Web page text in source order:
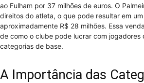
ao Fulham por 37 milhões de euros. O
direitos do atleta, o que pode resultar em
aproximadamente R$ 28 milhões. Essa
de como o clube pode lucrar com jogadores
categorias de base.
A Importância das